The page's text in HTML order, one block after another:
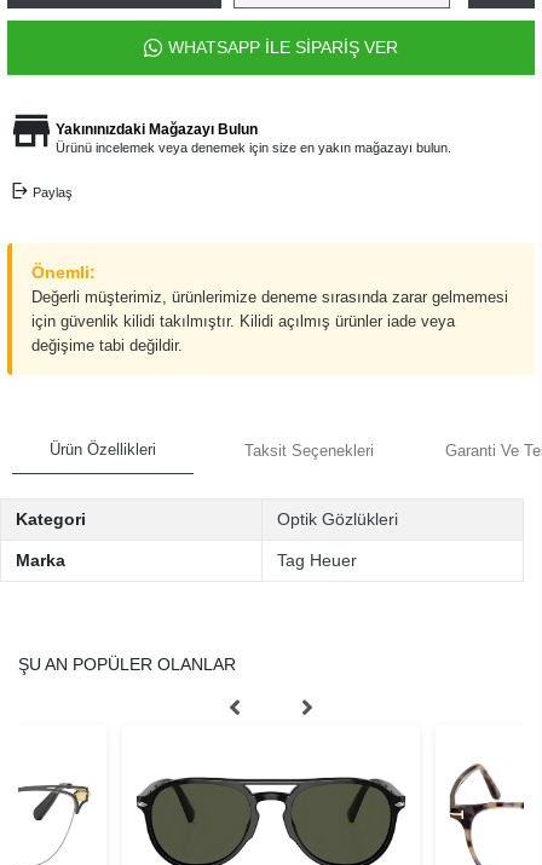
WHATSAPP İLE SİPARİŞ VER
Yakınınızdaki Mağazayı Bulun
Ürünü incelemek veya denemek için size en yakın mağazayı bulun.
Paylaş
Önemli:
Değerli müşterimiz, ürünlerimize deneme sırasında zarar gelmemesi
için güvenlik kilidi takılmıştır. Kilidi açılmış ürünler iade veya
değişime tabi değildir.
Ürün Özellikleri Taksit Seçenekleri Garanti Ve
Kategori Optik Gözlükleri
Marka Tag Heuer
ŞU AN POPÜLER OLANLAR